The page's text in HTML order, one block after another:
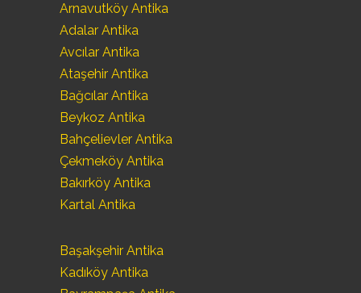
Arnavutköy Antika
Adalar Antika
Avcılar Antika
Ataşehir Antika
Bağcılar Antika
Beykoz Antika
Bahçelievler Antika
Çekmeköy Antika
Bakırköy Antika
Kartal Antika
Başakşehir Antika
Kadıköy Antika